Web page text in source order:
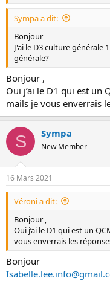
Sympa a dit:
Bonjour
J'ai le D3 culture générale
générale?
Bonjour ,
Oui j’ai le D1 qui est un
mails je vous enverrais
S Sympa
New Member
16 Mars 2021
Véroni a dit:
Bonjour ,
Oui j’ai le D1 qui est un
vous enverrais les
Bonjour